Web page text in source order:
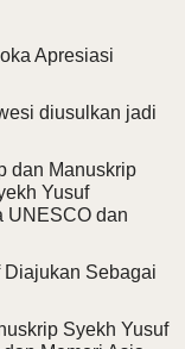
Apresiasi
diusulkan jadi
dan Manuskrip
Yusuf
UNESCO dan
Diajukan Sebagai
Syekh Yusuf